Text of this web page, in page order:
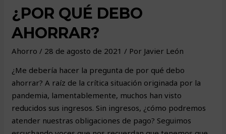
¿POR QUÉ DEBO
AHORRAR?
Ahorro / 28 de agosto de 2021 / Por Javier León
¿Me debería hacer la pregunta de por qué debo
ahorrar? A raíz de la crítica situación originada por la
pandemia, lamentablemente, muchos han visto
reducidos sus ingresos. Sin ingresos, ¿cómo podremos
atender nuestras obligaciones de pago? Seguimos